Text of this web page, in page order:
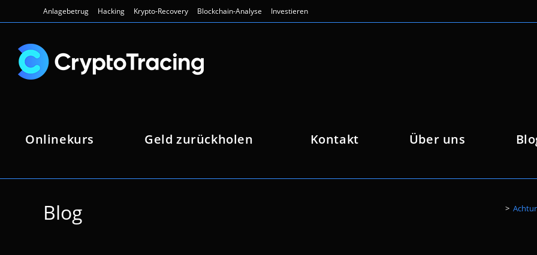
Inhalt
Anlagebetrug Hacking Krypto-Recovery Blockchain-Analyse Investieren
Onlinekurs Geld zurückholen Kontakt Über uns
Blog >